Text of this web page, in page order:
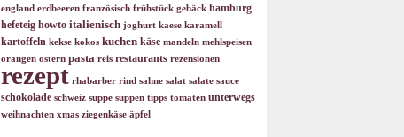
england erdbeeren französisch frühstück gebäck hamburg
hefeteig howto italienisch joghurt kaese karamell
kartoffeln kekse kokos kuchen käse mandeln mehlspeisen
orangen ostern pasta reis restaurants rezensionen
rezept rhabarber rind sahne salat salate sauce
schokolade schweiz suppe suppen tipps tomaten unterwegs
weihnachten xmas ziegenkäse äpfel